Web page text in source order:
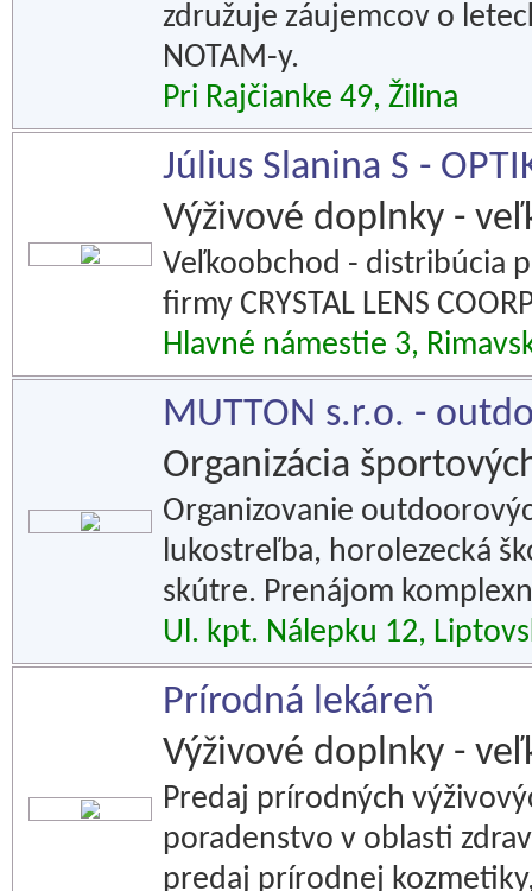
združuje záujemcov o
NOTAM-y.
Pri Rajčianke 49, Žilina
Július Slanina S -
Výživové doplnky -
Veľkoobchod - distribúcia
firmy CRYSTAL LENS
Hlavné námestie 3,
MUTTON s.r.o. -
Organizácia
Organizovanie
lukostreľba, horolezecká
skútre. Prenájom
Ul. kpt. Nálepku 12,
Prírodná lekáreň
Výživové doplnky -
Predaj prírodných
poradenstvo v oblasti
predaj prírodnej